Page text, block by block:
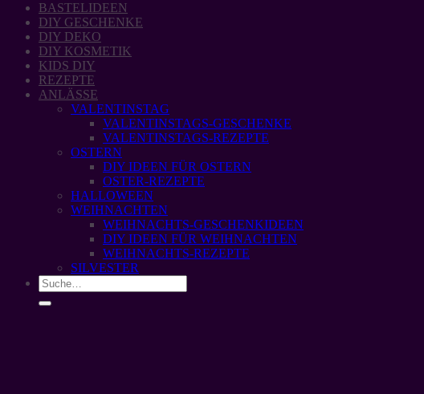
BASTELIDEEN
DIY GESCHENKE
DIY DEKO
DIY KOSMETIK
KIDS DIY
REZEPTE
ANLÄSSE
VALENTINSTAG
VALENTINSTAGS-GESCHENKE
VALENTINSTAGS-REZEPTE
OSTERN
DIY IDEEN FÜR OSTERN
OSTER-REZEPTE
HALLOWEEN
WEIHNACHTEN
WEIHNACHTS-GESCHENKIDEEN
DIY IDEEN FÜR WEIHNACHTEN
WEIHNACHTS-REZEPTE
SILVESTER